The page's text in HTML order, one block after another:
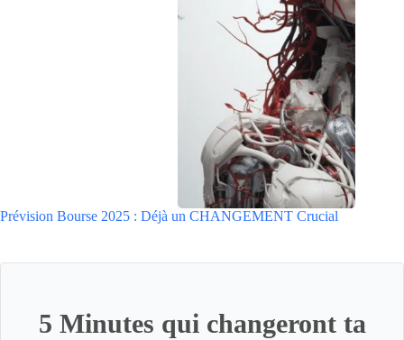
Prévision Bourse 2025 : Déjà un CHANGEMENT Crucial
5 Minutes qui changeront ta